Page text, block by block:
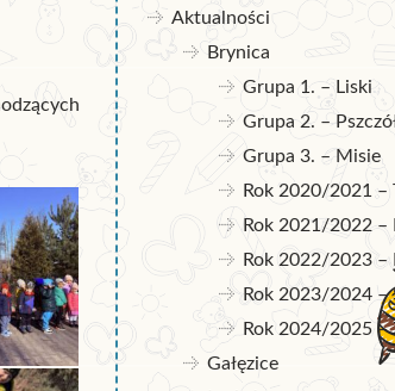
Aktualności
Brynica
Grupa 1. – Liski
Grupa 2. –
Grupa 3. – Misie
Rok 2020/2021 –
Rok 2021/2022 –
Rok 2022/2023
Rok 2023/2024 –
Rok 2024/2025 –
Gałęzice